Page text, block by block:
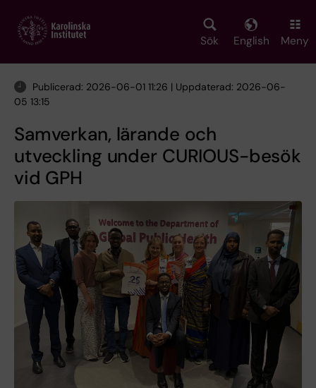
main
Sök English Meny
Publicerad: 2026-06-01 11:26 | Uppdaterad: 2026-06-
05 13:15
Samverkan, lärande och
utveckling under CURIOUS-besök
vid GPH